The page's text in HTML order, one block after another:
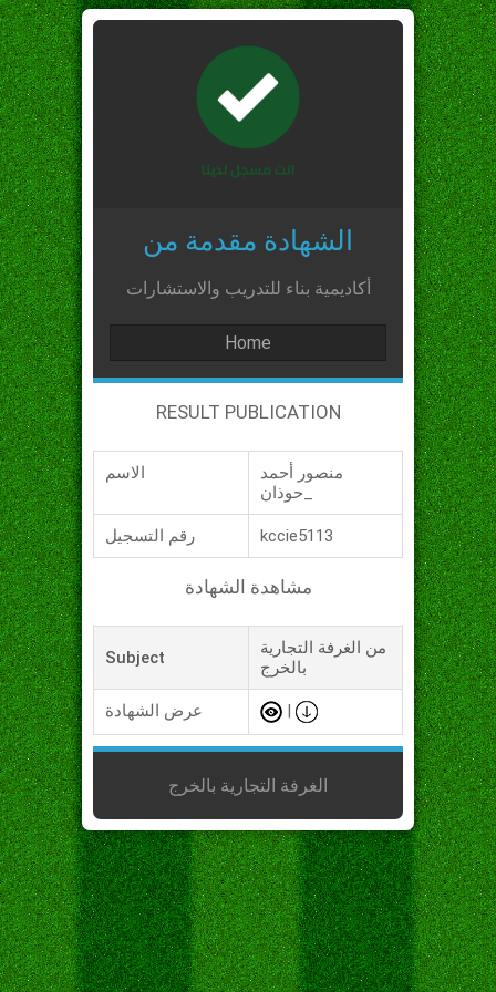
الشهادة مقدمة من
أكاديمية بناء للتدريب والاستشارات
Home
RESULT PUBLICATION
الاسم
منصور أحمد
رقم التسجيل kccie5113
مشاهدة الشهادة
Subject
من الغرفة التجارية
بالخرج
عرض الشهادة
الغرفة التجارية بالخرج